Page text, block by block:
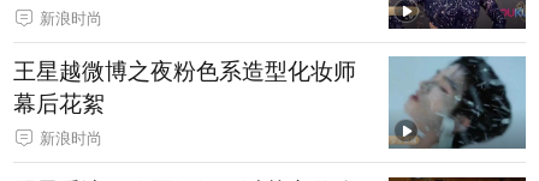
新浪时尚
王星越微博之夜粉色系造型化妆师
幕后花絮
新浪时尚